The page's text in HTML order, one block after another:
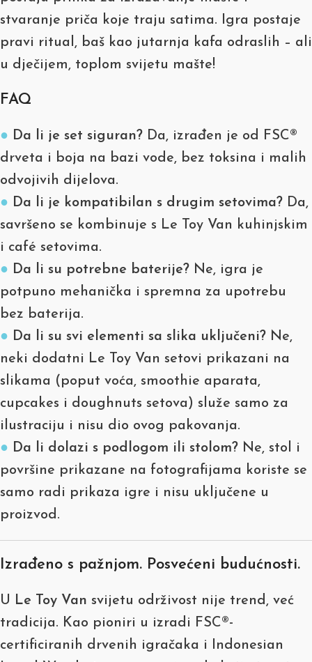
stvaranje priča koje traju satima. Igra postaje
pravi ritual, baš kao jutarnja kafa odraslih – ali
u dječijem, toplom svijetu mašte!
FAQ
● Da li je set siguran? Da, izrađen je od FSC®
drveta i boja na bazi vode, bez toksina i malih
odvojivih dijelova.
● Da li je kompatibilan s drugim setovima? Da,
savršeno se kombinuje s Le Toy Van kuhinjskim
i café setovima.
● Da li su potrebne baterije? Ne, igra je
potpuno mehanička i spremna za upotrebu
bez baterija.
● Da li su svi elementi sa slika uključeni? Ne,
neki dodatni Le Toy Van setovi prikazani na
slikama (poput voća, smoothie aparata,
cupcakes i doughnuts setova) služe samo za
ilustraciju i nisu dio ovog pakovanja.
● Da li dolazi s podlogom ili stolom? Ne, stol i
površine prikazane na fotografijama koriste se
samo radi prikaza igre i nisu uključene u
proizvod.
Izrađeno s pažnjom. Posvećeni budućnosti.
U Le Toy Van svijetu održivost nije trend, već
tradicija. Kao pioniri u izradi FSC®-
certificiranih drvenih igračaka i Indonesian